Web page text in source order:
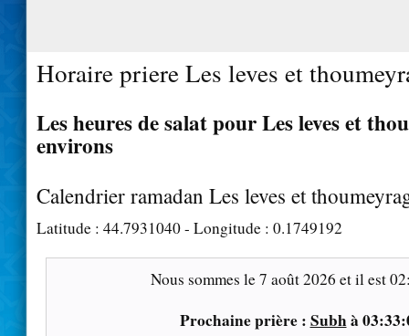
Horaire priere Les leves et
Les heures de salat pour Les leves et
environs
Calendrier ramadan Les leves et
Latitude : 44.7931040- Longitude : 0.1749192
Nous sommes le7 août 2026 et il est
Prochaine prière : Subhà